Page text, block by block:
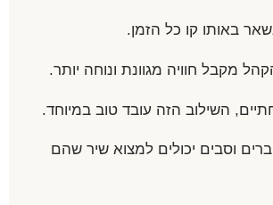
באותו קו כל הזמן.
מקבל חוויה מגוונת ונוחה יותר.
השילוב הזה עובד טוב במיוחד.
וסבים יכולים למצוא שיר שהם